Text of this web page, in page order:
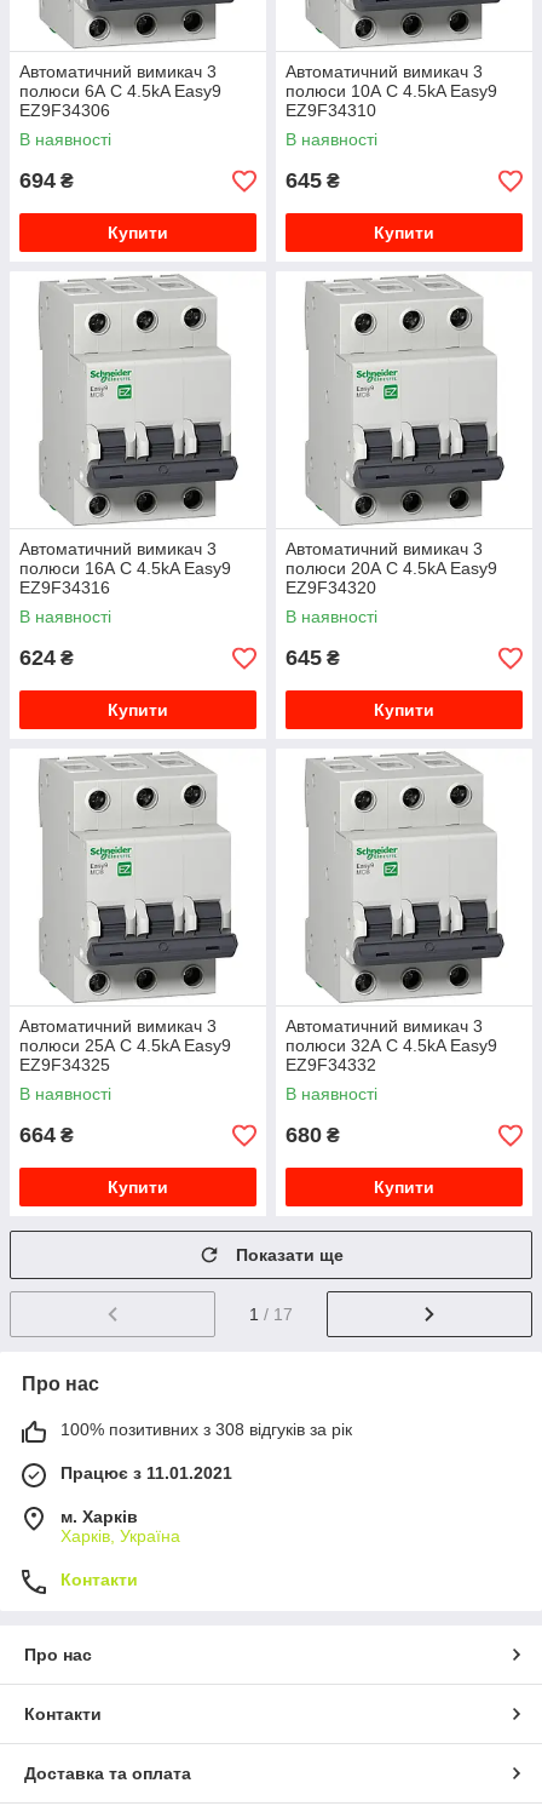
Автоматичний вимикач 3
полюси 6А C 4.5kA Easy9
EZ9F34306
В наявності
694 ₴
Купити
Автоматичний вимикач 3
полюси 10А C 4.5kA Easy9
EZ9F34310
В наявності
645 ₴
Купити
Автоматичний вимикач 3
полюси 16А C 4.5kA Easy9
EZ9F34316
В наявності
624 ₴
Купити
Автоматичний вимикач 3
полюси 20А C 4.5kA Easy9
EZ9F34320
В наявності
645 ₴
Купити
Автоматичний вимикач 3
полюси 25А C 4.5kA Easy9
EZ9F34325
В наявності
664 ₴
Купити
Автоматичний вимикач 3
полюси 32А C 4.5kA Easy9
EZ9F34332
В наявності
680 ₴
Купити
Показати ще
1 / 17
Про нас
100% позитивних з 308 відгуків за рік
Працює з 11.01.2021
м. Харків
Харків, Україна
Контакти
Про нас
Контакти
Доставка та оплата